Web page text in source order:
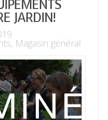
JARDIN!
, Magasin général